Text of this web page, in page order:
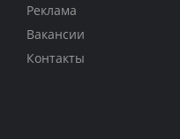
Реклама
Вакансии
Контакты